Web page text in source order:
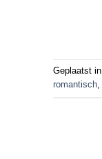
Geplaatst in
romantisch,